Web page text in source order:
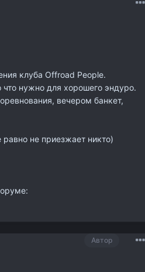
клуба Offroad People.
нужно для хорошего эндуро.
вечером банкет,
не приезжает никто)
Автор